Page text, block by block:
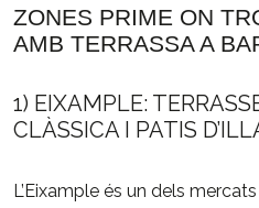
ZONES PRIME ON
AMB TERRASSA A
1) EIXAMPLE:
CLÀSSICA I PATIS
L’Eixample és un dels